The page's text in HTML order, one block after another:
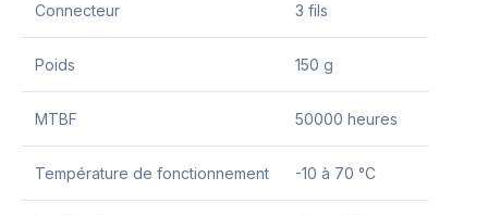
Connecteur 3 fils
Poids 150 g
MTBF 50000 heures
Température de fonctionnement -10 à 70 °C